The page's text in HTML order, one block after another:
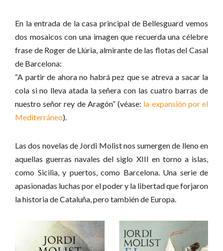
En la entrada de la casa principal de Bellesguard vemos
dos mosaicos con una imagen que recuerda una célebre
frase de Roger de Llúria, almirante de las flotas del Casal
de Barcelona:
“A partir de ahora no habrá pez que se atreva a sacar la
cola si no lleva atada la señera con las cuatro barras de
nuestro señor rey de Aragón” (véase: la expansión por el
Mediterráneo).
Las dos novelas de Jordi Molist nos sumergen de lleno en
aquellas guerras navales del siglo XIII en torno a islas,
como Sicilia, y puertos, como Barcelona. Una serie de
apasionadas luchas por el poder y la libertad que forjaron
la historia de Cataluña, pero también de Europa.